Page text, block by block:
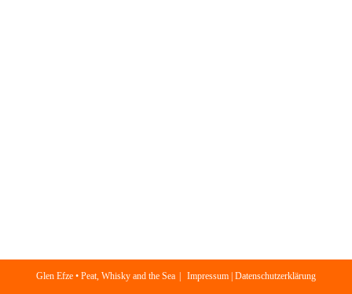
Glen Efze • Peat, Whisky and the Sea Impressum | Datenschutzerklärung